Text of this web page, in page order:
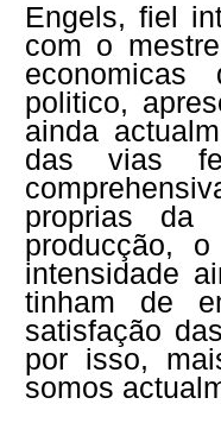
Engels, fiel
com o
economicas
politico,
ainda
das vias
proprias da
producção,
intensidade
tinham de
satisfação
por isso,
somos